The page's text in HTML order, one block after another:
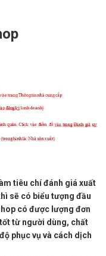
tiêu chí đánh giá xuất
sẽ có biểu tượng đầu
có được lượng đơn
từ người dùng, chất
phục vụ và cách dịch